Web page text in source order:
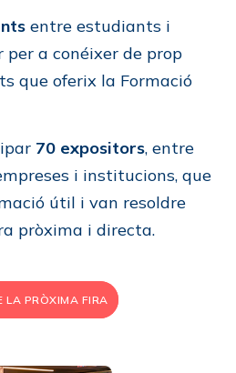
entre estudiants i
a conéixer de prop
que oferix la Formació
70 expositors, entre
i institucions, que
útil i van resoldre
pròxima i directa.
LA PRÒXIMA FIRA